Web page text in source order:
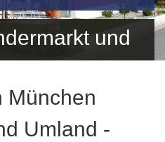
und
München
Umland -